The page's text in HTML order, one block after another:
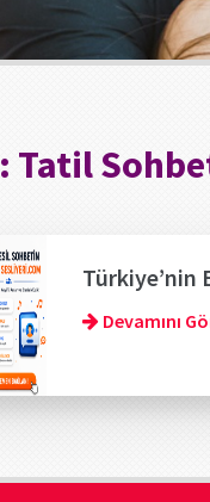
Tatil
Türkiye’nin
Devamını